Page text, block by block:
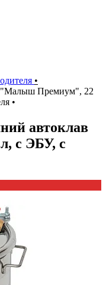
•
"Малыш Премиум", 22
•
автоклав
с ЭБУ, с